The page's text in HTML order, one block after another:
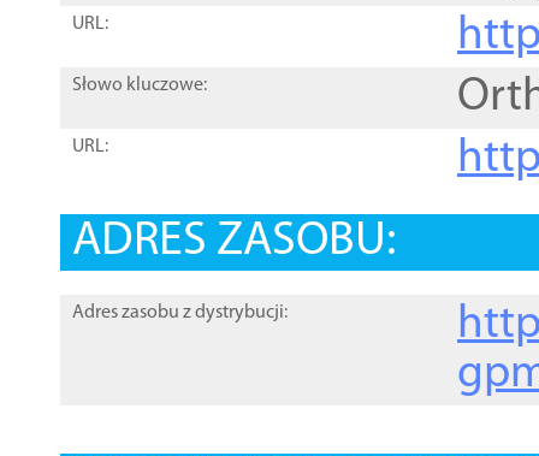
URL:
Słowo kluczowe:
URL:
ADRES ZASOBU:
Adres zasobu z dystrybucji: